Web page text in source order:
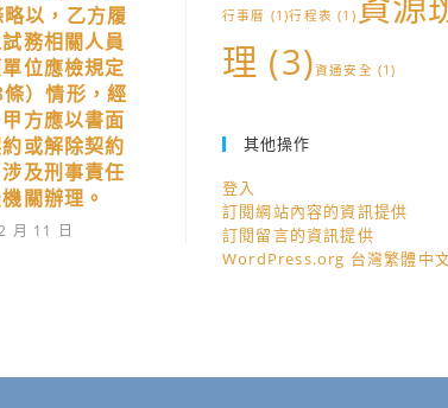
以，乙方履
務相關人員
位應檢規定
條）情形，經
方應以書面
或解除契約
及刑事責任
關辦理。
月 11 日
行事曆 (1)行程表 (1)
理 (3)資通安全 (1)
其他操作
登入
訂閱網站內容的資訊提供
訂閱留言的資訊提供
WordPress.org 台灣繁體中